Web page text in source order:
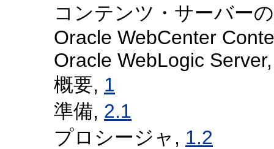
コンテンツ・サーバー
Oracle WebCenter
Oracle WebLogic
概要, 1
準備, 2.1
プロシージャ, 1.2